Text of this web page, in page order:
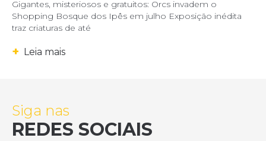
Gigantes, misteriosos e gratuitos: Orcs invadem o
Shopping Bosque dos Ipês em julho Exposição inédita
traz criaturas de até
+ Leia mais
Siga nas
REDES SOCIAIS